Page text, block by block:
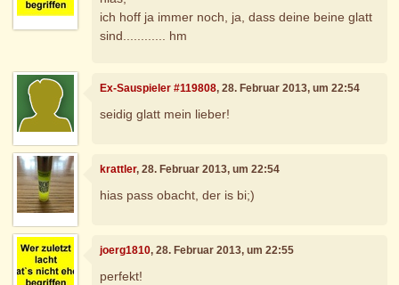
ich hoff ja immer noch, ja, dass deine beine glatt
sind............ hm
Ex-Sauspieler #119808, 28. Februar 2013, um 22:54
seidig glatt mein lieber!
krattler, 28. Februar 2013, um 22:54
hias pass obacht, der is bi;)
joerg1810, 28. Februar 2013, um 22:55
perfekt!